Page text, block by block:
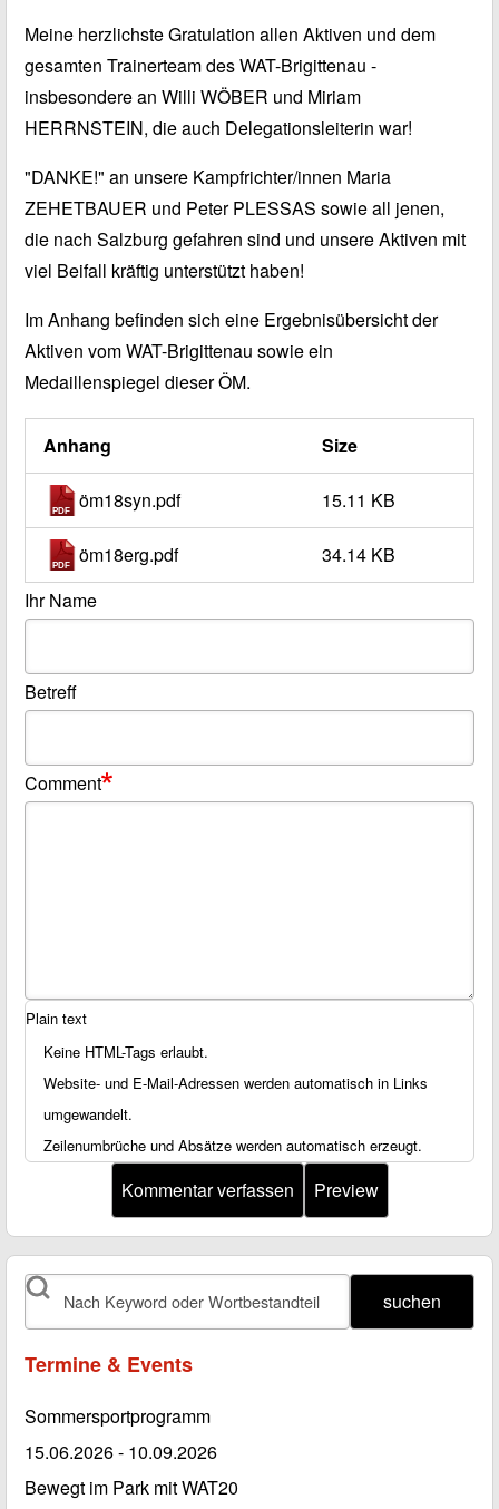
Meine herzlichste Gratulation allen Aktiven und dem
gesamten Trainerteam des WAT-Brigittenau -
insbesondere an Willi WÖBER und Miriam
HERRNSTEIN, die auch Delegationsleiterin war!
"DANKE!" an unsere Kampfrichter/innen Maria
ZEHETBAUER und Peter PLESSAS sowie all jenen,
die nach Salzburg gefahren sind und unsere Aktiven mit
viel Beifall kräftig unterstützt haben!
Im Anhang befinden sich eine Ergebnisübersicht der
Aktiven vom WAT-Brigittenau sowie ein
Medaillenspiegel dieser ÖM.
Anhang Size
öm18syn.pdf 15.11 KB
öm18erg.pdf
34.14 KB
Ihr Name
Betreff
Comment
Plain text
Keine HTML-Tags erlaubt.
Website- und E-Mail-Adressen werden automatisch in Links
umgewandelt.
Zeilenumbrüche und Absätze werden automatisch erzeugt.
suchen
Termine & Events
Sommersportprogramm
15.06.2026- 10.09.2026
Bewegt im Park mit WAT20